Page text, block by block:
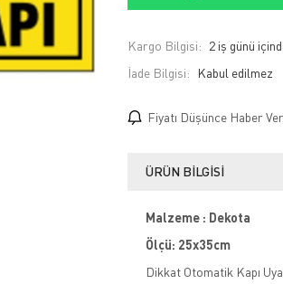
Kargo Bilgisi: 2 iş günü
İade Bilgisi:
Fiyatı Düşünce Haber Ver
ÜRÜN BILGISI
Malzeme : Dekota
Ölçü: 25x35cm
Dikkat Otomatik Kapı